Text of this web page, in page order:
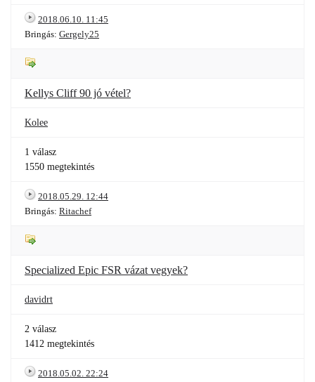
2018.06.10. 11:45
Bringás: Gergely25
Kellys Cliff 90 jó vétel?
Kolee
1 válasz
1550 megtekintés
2018.05.29. 12:44
Bringás: Ritachef
Specialized Epic FSR vázat vegyek?
davidrt
2 válasz
1412 megtekintés
2018.05.02. 22:24